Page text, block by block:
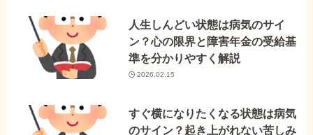
人生しんどい状態は病気のサイ
ン？心の限界と障害年金の受給基
準を分かりやすく解説
2026.02.15
すぐ横になりたくなる状態は病気
のサイン？起き上がれない苦しみ